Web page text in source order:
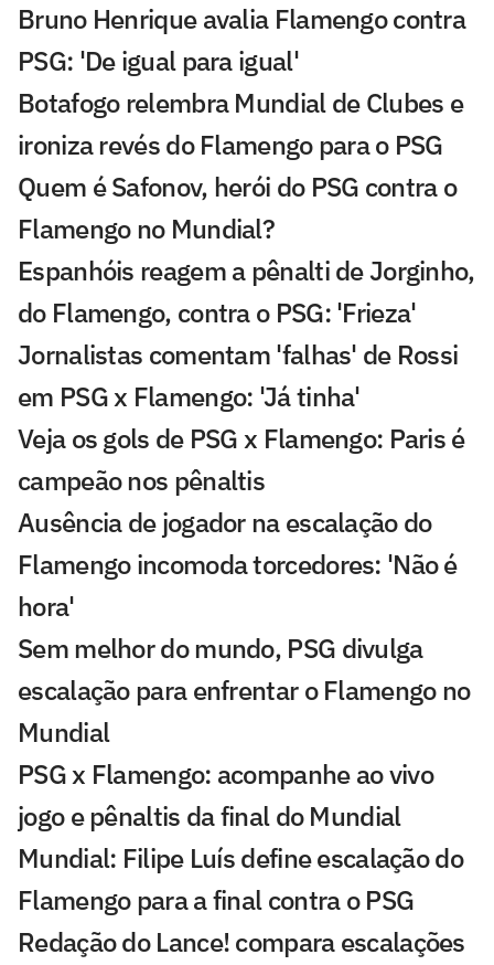
Bruno Henrique avalia Flamengo contra
PSG: 'De igual para igual'
Botafogo relembra Mundial de Clubes e
ironiza revés do Flamengo para o PSG
Quem é Safonov, herói do PSG contra o
Flamengo no Mundial?
Espanhóis reagem a pênalti de Jorginho,
do Flamengo, contra o PSG: 'Frieza'
Jornalistas comentam 'falhas' de Rossi
em PSG x Flamengo: 'Já tinha'
Veja os gols de PSG x Flamengo: Paris é
campeão nos pênaltis
Ausência de jogador na escalação do
Flamengo incomoda torcedores: 'Não é
hora'
Sem melhor do mundo, PSG divulga
escalação para enfrentar o Flamengo no
Mundial
PSG x Flamengo: acompanhe ao vivo
jogo e pênaltis da final do Mundial
Mundial: Filipe Luís define escalação do
Flamengo para a final contra o PSG
Redação do Lance! compara escalações